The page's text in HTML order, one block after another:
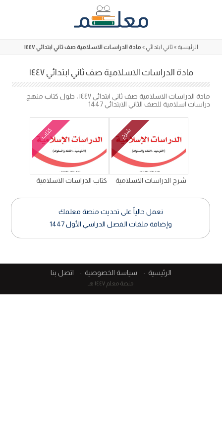
الرئيسية » ثاني ابتدائي » مادة الدراسات الاسلامية صف ثاني ابتدائي ١٤٤٧
مادة الدراسات الاسلامية صف ثاني ابتدائي ١٤٤٧
مادة الدراسات الاسلامية صف ثاني ابتدائي ١٤٤٧ ، حلول كتاب منهج
دراسات اسلامية للصف الثاني الابتدائي 1447
شرح
شرح الدراسات الاسلامية
كتاب
كتاب الدراسات الاسلامية
نعمل حالياً على تحديث منصة معلمك
وإضافة ملفات الفصل الدراسي الأول 1447
الرئيسية سياسة الخصوصية اتصل بنا
منصة معلم ١٤٤٧ هـ